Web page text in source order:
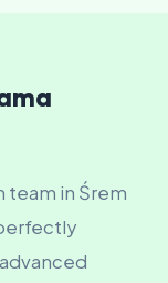
team in Śrem